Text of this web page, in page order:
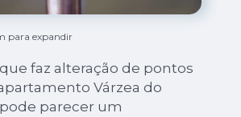
para expandir
faz alteração de pontos
Várzea do
parecer um